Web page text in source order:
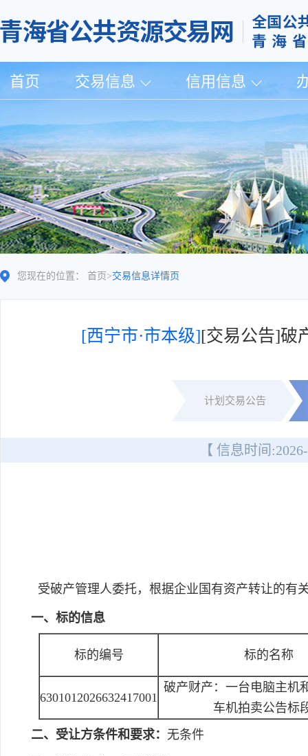
首页 交易信息 信用信息
您现在的位置： 首页 >交易信息详情页
[西宁市·市本级][交易公告]破
计划交易公告
【 信息时间:
受破产管理人委托，根据企业国有资产转让的有
一、标的信息
标的编号 标的名称
6301012026632417001
破产财产：一台电脑主机
车机拍卖公告标
二、受让方条件和要求： 无条件